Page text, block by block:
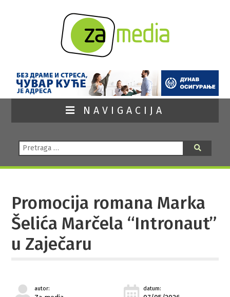
NAVIGACIJA
Pretraga:
Promocija romana Marka
Šelića Marčela “Intronaut”
u Zaječaru
autor: datum: